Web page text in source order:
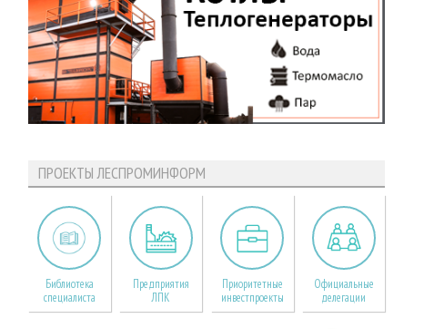
ПРОЕКТЫ ЛЕСПРОМИНФОРМ
Библиотека
специалиста
Предприятия
ЛПК
Приоритетные
инвестпроекты
Официальные
делегации